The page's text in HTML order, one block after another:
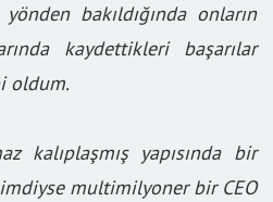
bakıldığında onların
kaydettikleri başarılar
oldum.
kalıplaşmış yapısında bir
multimilyoner bir CEO